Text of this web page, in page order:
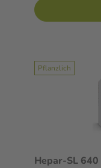
Pflanzlich